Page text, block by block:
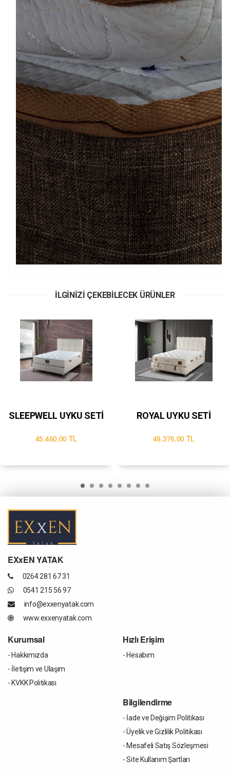
İLGİNİZİ ÇEKEBİLECEK ÜRÜNLER
SLEEPWELL UYKU SETİ
45.460,00 TL
ROYAL UYKU SETİ
49.376,00 TL
EXxEN YATAK
0264 281 67 31
0541 215 56 97
info@exxenyatak.com
www.exxenyatak.com
Kurumsal
- Hakkımızda
- İletişim ve Ulaşım
- KVKK Politikası
Hızlı Erişim
- Hesabım
Bilgilendirme
- İade ve Değişim Politikası
- Üyelik ve Gizlilik Politikası
- Mesafeli Satış Sözleşmesi
- Site Kullanım Şartları